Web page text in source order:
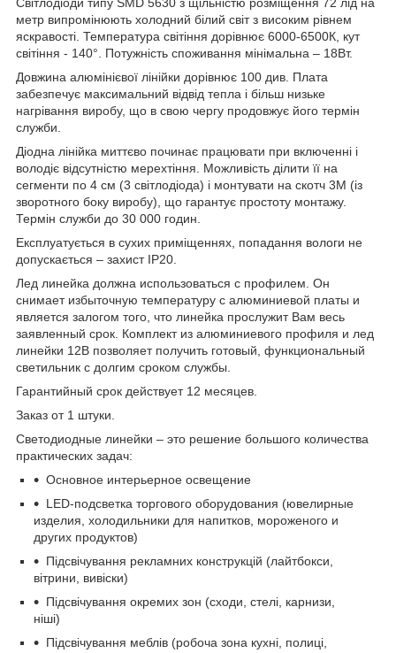
Світлодіоди типу SMD 5630 з щільністю розміщення 72 лід на
метр випромінюють холодний білий світ з високим рівнем
яскравості. Температура світіння дорівнює 6000-6500К, кут
світіння - 140°. Потужність споживання мінімальна – 18Вт.
Довжина алюмінієвої лінійки дорівнює 100 див. Плата
забезпечує максимальний відвід тепла і більш низьке
нагрівання виробу, що в свою чергу продовжує його термін
служби.
Діодна лінійка миттєво починає працювати при включенні і
володіє відсутністю мерехтіння. Можливість ділити її на
сегменти по 4 см (3 світлодіода) і монтувати на скотч 3М (із
зворотного боку виробу), що гарантує простоту монтажу.
Термін служби до 30 000 годин.
Експлуатується в сухих приміщеннях, попадання вологи не
допускається – захист IP20.
Лед линейка должна использоваться с профилем. Он
снимает избыточную температуру с алюминиевой платы и
является залогом того, что линейка прослужит Вам весь
заявленный срок. Комплект из алюминиевого профиля и лед
линейки 12В позволяет получить готовый, функциональный
светильник с долгим сроком службы.
Гарантийный срок действует 12 месяцев.
Заказ от 1 штуки.
Светодиодные линейки – это решение большого количества
практических задач:
Основное интерьерное освещение
LED-подсветка торгового оборудования (ювелирные
изделия, холодильники для напитков, мороженого и
других продуктов)
Підсвічування рекламних конструкцій (лайтбокси,
вітрини, вивіски)
Підсвічування окремих зон (сходи, стелі, карнизи,
ніші)
Підсвічування меблів (робоча зона кухні, полиці,